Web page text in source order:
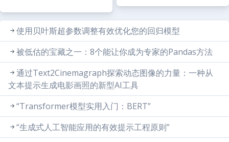
使用贝叶斯超参数调整有效优化您的回归模型
被低估的宝藏之一：8个能让你成为专家的Pandas方法
通过Text2Cinemagraph探索动态图像的力量：一种从
文本提示生成电影画照的新型AI工具
“Transformer模型实用入门：BERT”
“生成式人工智能应用的有效提示工程原则”